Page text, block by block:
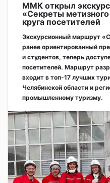
ММК открыл
«Секреты
круга посетителей
Экскурсионный маршрут
ранее ориентированный
и студентов, теперь
посетителей. Маршрут
входит в топ-17 лучших
Челябинской области и
промышленному туризму.